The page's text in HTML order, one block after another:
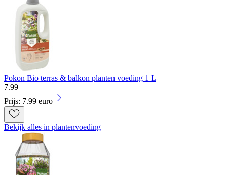
Pokon Bio terras & balkon planten voeding 1 L
7.99
Prijs: 7.99 euro
Bekijk alles in plantenvoeding